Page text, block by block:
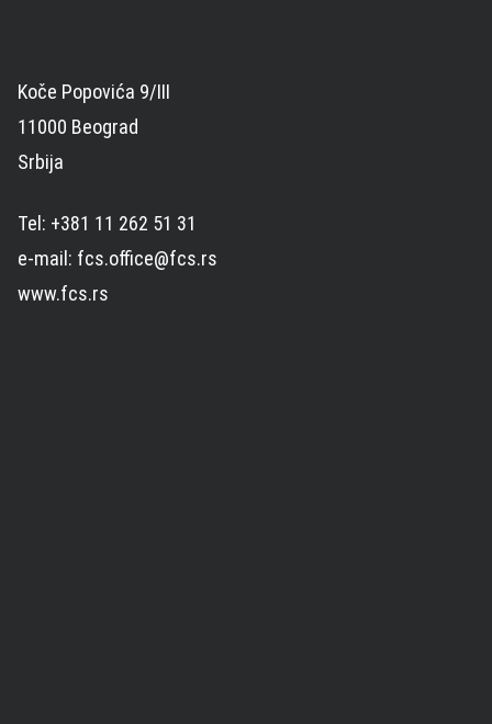
Koče Popovića 9/III
11000 Beograd
Srbija
Tel: +381 11 262 51 31
e-mail: fcs.office@fcs.rs
www.fcs.rs